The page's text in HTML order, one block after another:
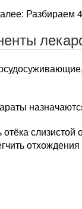
Разбираем
отхождения